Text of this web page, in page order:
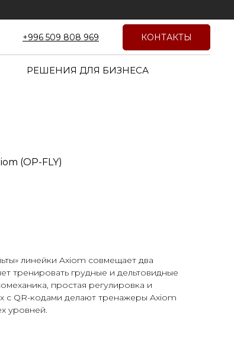
+996 509 808 969 КОНТАКТЫ
РЕШЕНИЯ ДЛЯ БИЗНЕСА
(OP-FLY)
линейки Axiom совмещает два
тренировать грудные и дельтовидные
простая регулировка и
с QR-кодами делают тренажеры Axiom
уровней.